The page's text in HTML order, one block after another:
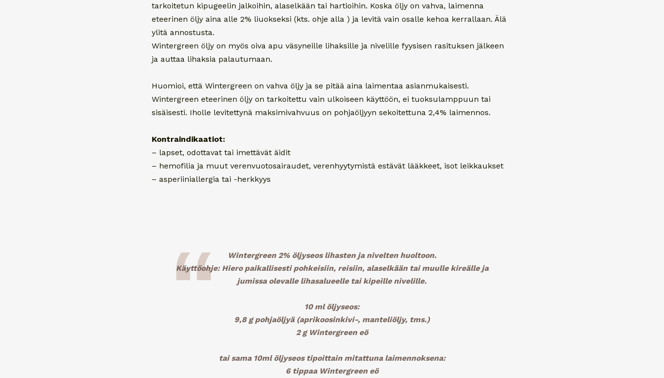
tarkoitetun kipugeelin jalkoihin, alaselkään tai hartioihin. Koska öljy on vahva, laimenna
eteerinen öljy aina alle 2% liuokseksi (kts. ohje alla ) ja levitä vain osalle kehoa kerrallaan. Älä
ylitä annostusta.
Wintergreen öljy on myös oiva apu väsyneille lihaksille ja nivelille fyysisen rasituksen jälkeen
ja auttaa lihaksia palautumaan.
Huomioi, että Wintergreen on vahva öljy ja se pitää aina laimentaa asianmukaisesti.
Wintergreen eteerinen öljy on tarkoitettu vain ulkoiseen käyttöön, ei tuoksulamppuun tai
sisäisesti. Iholle levitettynä maksimivahvuus on pohjaöljyyn sekoitettuna 2,4% laimennos.
Kontraindikaatiot:
– lapset, odottavat tai imettävät äidit
– hemofilia ja muut verenvuotosairaudet, verenhyytymistä estävät lääkkeet, isot leikkaukset
– asperiiniallergia tai -herkkyys
Wintergreen 2% öljyseos lihasten ja nivelten huoltoon.
Käyttöohje: Hiero paikallisesti pohkeisiin, reisiin, alaselkään tai muulle kireälle ja
jumissa olevalle lihasalueelle tai kipeille nivelille.
10 ml öljyseos:
9,8 g pohjaöljyä (aprikoosinkivi-, manteliöljy, tms.)
2 g Wintergreen eö
tai sama 10ml öljyseos tipoittain mitattuna laimennoksena:
6 tippaa Wintergreen eö